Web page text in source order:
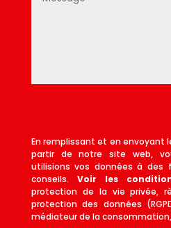
En remplissant et en envoyant
partir de notre site web,
utilisions vos données à des
conseils. Voir les
protection de la vie privée,
protection des données
médiateur de la consommation,